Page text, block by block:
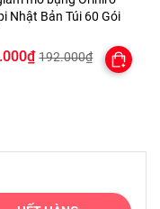
Nhật Bản Túi 60 Gói
192.000₫